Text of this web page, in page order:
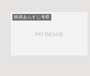
映画あらすじ考察